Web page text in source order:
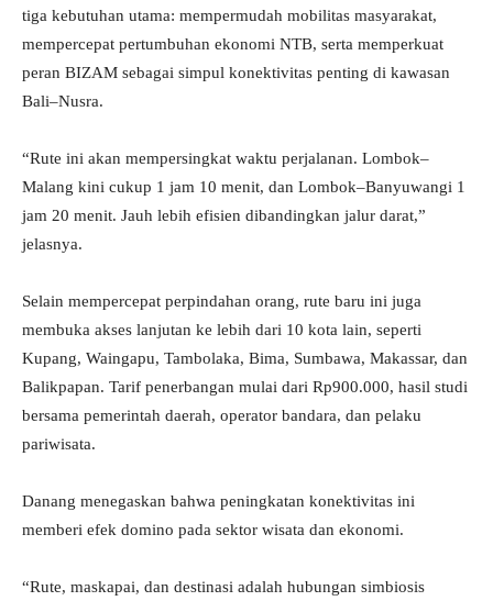
tiga kebutuhan utama: mempermudah mobilitas masyarakat,
mempercepat pertumbuhan ekonomi NTB, serta memperkuat
peran BIZAM sebagai simpul konektivitas penting di kawasan
Bali–Nusra.
“Rute ini akan mempersingkat waktu perjalanan. Lombok–
Malang kini cukup 1 jam 10 menit, dan Lombok–Banyuwangi 1
jam 20 menit. Jauh lebih efisien dibandingkan jalur darat,”
jelasnya.
Selain mempercepat perpindahan orang, rute baru ini juga
membuka akses lanjutan ke lebih dari 10 kota lain, seperti
Kupang, Waingapu, Tambolaka, Bima, Sumbawa, Makassar, dan
Balikpapan. Tarif penerbangan mulai dari Rp900.000, hasil studi
bersama pemerintah daerah, operator bandara, dan pelaku
pariwisata.
Danang menegaskan bahwa peningkatan konektivitas ini
memberi efek domino pada sektor wisata dan ekonomi.
“Rute, maskapai, dan destinasi adalah hubungan simbiosis